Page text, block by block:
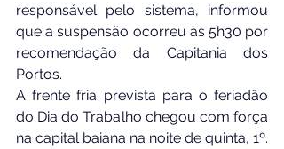
responsável pelo sistema, informou
que a suspensão ocorreu às 5h30 por
recomendação da Capitania dos
Portos.
A frente fria prevista para o feriadão
do Dia do Trabalho chegou com força
na capital baiana na noite de quinta, 1º.